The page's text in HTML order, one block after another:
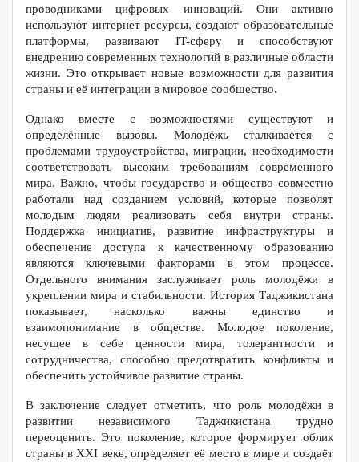
проводниками цифровых инноваций. Они активно
используют интернет-ресурсы, создают образовательные
платформы, развивают IT-сферу и способствуют
внедрению современных технологий в различные области
жизни. Это открывает новые возможности для развития
страны и её интеграции в мировое сообщество.
Однако вместе с возможностями существуют и
определённые вызовы. Молодёжь сталкивается с
проблемами трудоустройства, миграции, необходимости
соответствовать высоким требованиям современного
мира. Важно, чтобы государство и общество совместно
работали над созданием условий, которые позволят
молодым людям реализовать себя внутри страны.
Поддержка инициатив, развитие инфраструктуры и
обеспечение доступа к качественному образованию
являются ключевыми факторами в этом процессе.
Отдельного внимания заслуживает роль молодёжи в
укреплении мира и стабильности. История Таджикистана
показывает, насколько важны единство и
взаимопонимание в обществе. Молодое поколение,
несущее в себе ценности мира, толерантности и
сотрудничества, способно предотвратить конфликты и
обеспечить устойчивое развитие страны.
В заключение следует отметить, что роль молодёжи в
развитии независимого Таджикистана трудно
переоценить. Это поколение, которое формирует облик
страны в XXI веке, определяет её место в мире и создаёт